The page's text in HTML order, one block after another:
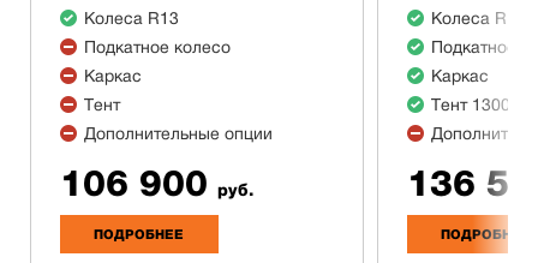
Колеса R13
Подкатное колесо
Каркас
Тент
Дополнительные опции
106 900 руб.
ПОДРОБНЕЕ
Колеса R13
Подкатное
Каркас
Тент 1300 мм
136
ПОДРОБНЕЕ